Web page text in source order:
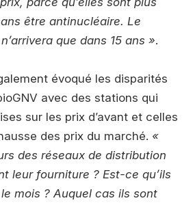
être antinucléaire. Le
que dans 15 ans ».
évoqué les disparités
avec des stations qui
sur les prix d’avant et celles
des prix du marché. «
des réseaux de distribution
leur fourniture ? Est-ce qu’ils
mois ? Auquel cas ils sont